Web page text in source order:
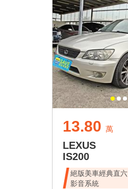
13.80 萬
LEXUS
IS200
絕版美車經典直六 天窗 互聯網
影音系統